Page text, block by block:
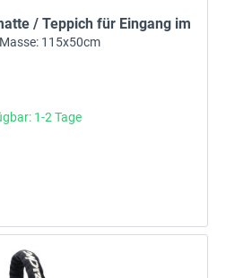
/ Teppich für Eingang im
115x50cm
1-2 Tage